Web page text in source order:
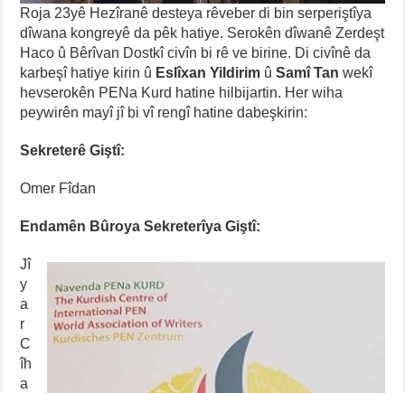
Roja 23yê Hezîranê desteya rêveber di bin serperiştîya
dîwana kongreyê da pêk hatiye. Serokên dîwanê Zerdeşt
Haco û Bêrîvan Dostkî civîn bi rê ve birine. Di civînê da
karbeşî hatiye kirin û Eslîxan Yildirim ûSamî Tan wekî
hevserokên PENa Kurd hatine hilbijartin. Her wiha
peywirên mayî jî bi vî rengî hatine dabeşkirin:
Sekreterê Giştî:
Omer Fîdan
Endamên Bûroya Sekreterîya Giştî:
Jî
y
a
r
C
îh
a